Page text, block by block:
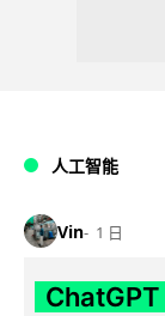
人工智能
Vin 1 日